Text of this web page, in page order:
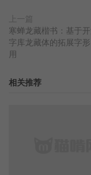
上一篇
寒蝉龙藏楷书：基于
字库龙藏体的拓展字
用
相关推荐